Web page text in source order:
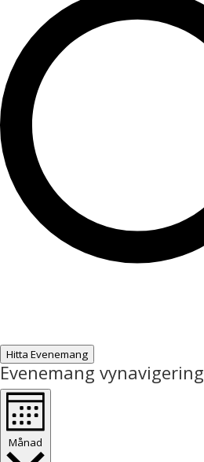
Hitta Evenemang
Evenemang vynavigering
Månad